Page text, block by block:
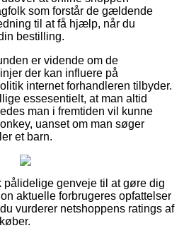
som forstår de gældende
til at få hjælp, når du
bestilling.
er vidende om de
der kan influere på
internet forhandleren tilbyder.
essesentielt, at man altid
man i fremtiden vil kunne
uanset om man søger
et barn.
pålidelige genveje til at gøre dig
aktuelle forbrugeres opfattelser
vurderer netshoppens ratings af